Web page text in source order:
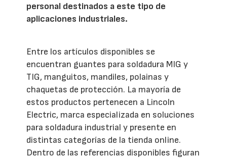
personal destinados a este tipo de
aplicaciones industriales.
Entre los artículos disponibles se
encuentran guantes para soldadura MIG y
TIG, manguitos, mandiles, polainas y
chaquetas de protección. La mayoría de
estos productos pertenecen a Lincoln
Electric, marca especializada en soluciones
para soldadura industrial y presente en
distintas categorías de la tienda online.
Dentro de las referencias disponibles figuran